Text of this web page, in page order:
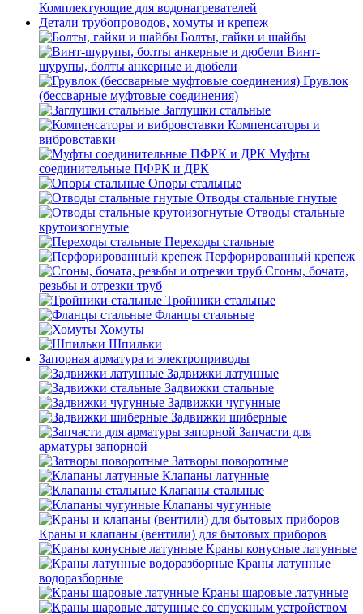
Комплектующие для водонагревателей
Детали трубопроводов, хомуты и крепеж
Болты, гайки и шайбы
Винт-
шурупы, болты анкерные и дюбели
Грувлок
(бессварные муфтовые соединения)
Заглушки стальные
Компенсаторы и
вибровставки
Муфты
соединительные ПФРК и ДРК
Опоры стальные
Отводы стальные гнутые
Отводы стальные
крутоизогнутые
Переходы стальные
Перфорированный крепеж
Сгоны, бочата,
резьбы и отрезки труб
Тройники стальные
Фланцы стальные
Хомуты
Шпильки
Запорная арматура и электроприводы
Задвижки латунные
Задвижки стальные
Задвижки чугунные
Задвижки шиберные
Запчасти для
арматуры запорной
Затворы поворотные
Клапаны латунные
Клапаны стальные
Клапаны чугунные
Краны и клапаны (вентили) для бытовых приборов
Краны конусные латунные
Краны латунные
водоразборные
Краны шаровые латунные